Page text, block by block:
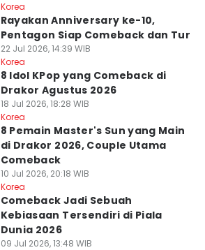
Korea
Rayakan Anniversary ke-10,
Pentagon Siap Comeback dan Tur
22 Jul 2026, 14:39 WIB
Korea
8 Idol KPop yang Comeback di
Drakor Agustus 2026
18 Jul 2026, 18:28 WIB
Korea
8 Pemain Master's Sun yang Main
di Drakor 2026, Couple Utama
Comeback
10 Jul 2026, 20:18 WIB
Korea
Comeback Jadi Sebuah
Kebiasaan Tersendiri di Piala
Dunia 2026
09 Jul 2026, 13:48 WIB